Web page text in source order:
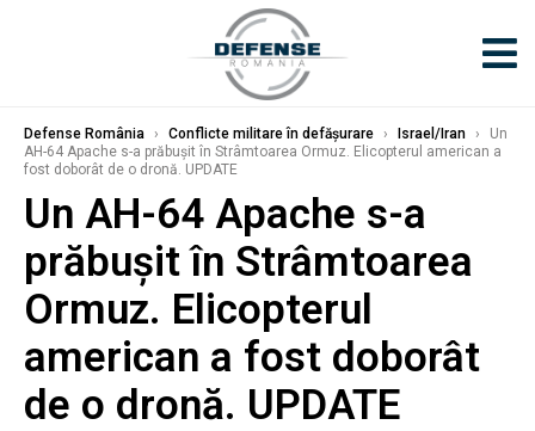
Defense România › Conflicte militare în defășurare › Israel/Iran ›
Un
AH-64 Apache s-a prăbușit în Strâmtoarea Ormuz. Elicopterul american a
fost doborât de o dronă. UPDATE
Un AH-64 Apache s-a
prăbușit în Strâmtoarea
Ormuz. Elicopterul
american a fost doborât
de o dronă. UPDATE